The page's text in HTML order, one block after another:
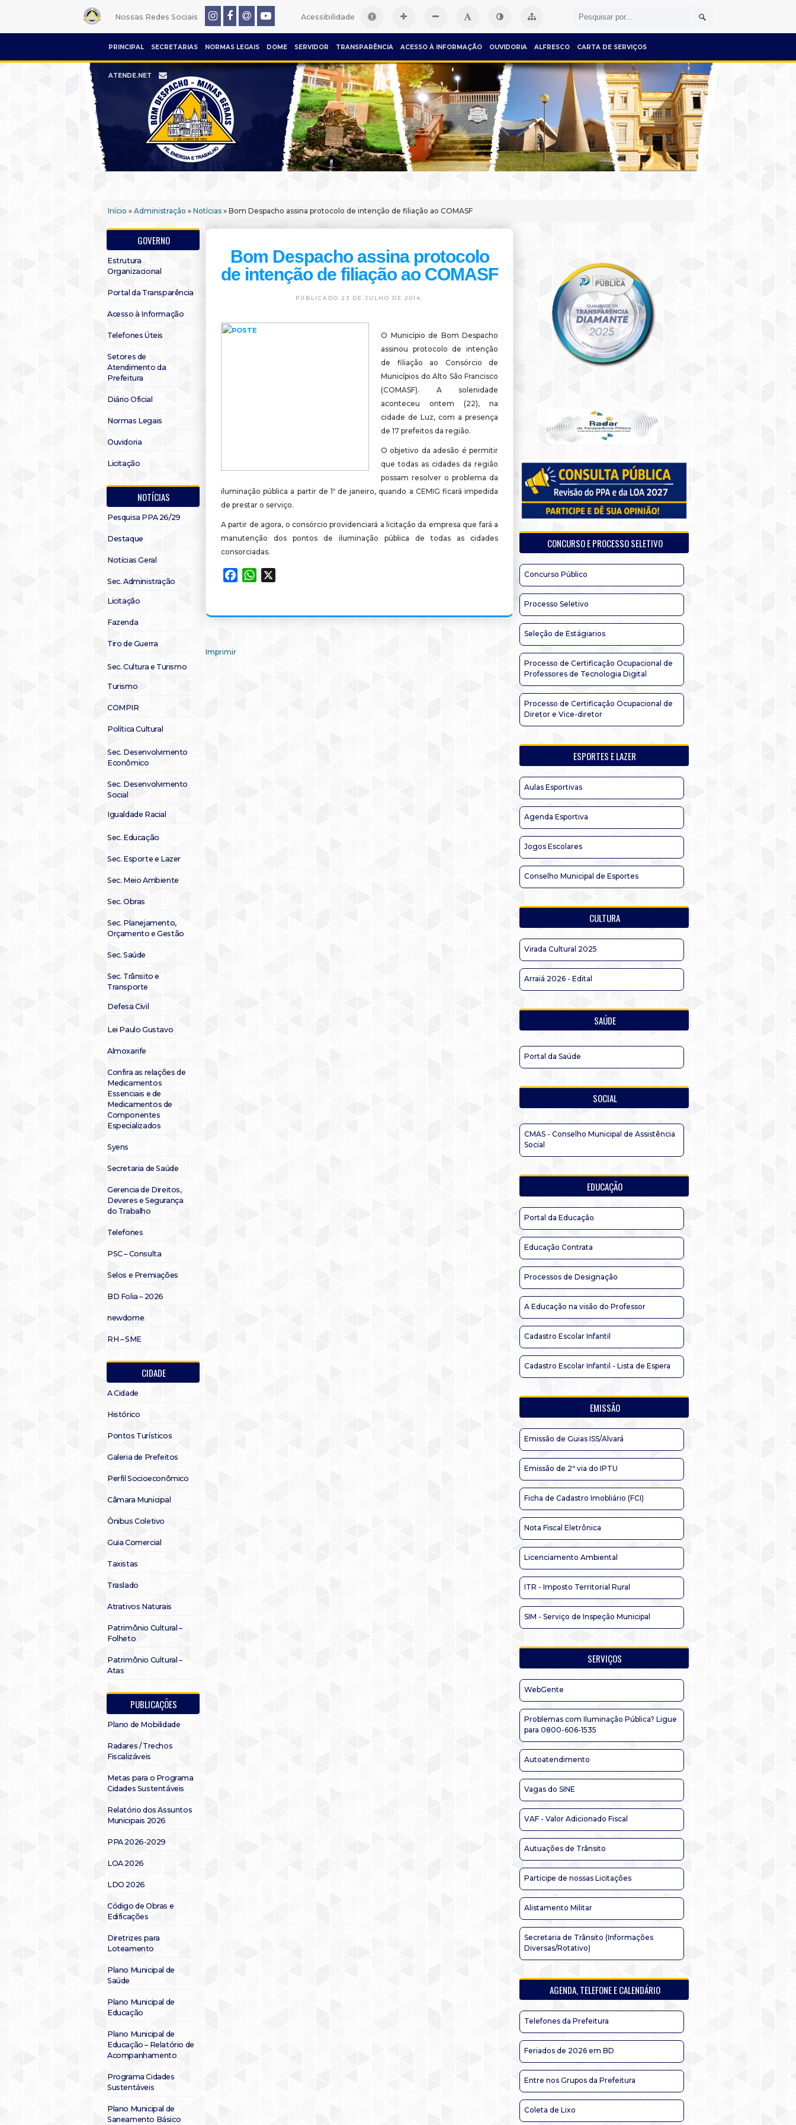
Nossas Redes Sociais Acessibilidade
PRINCIPAL SECRETARIAS NORMAS LEGAIS DOME SERVIDOR TRANSPARÊNCIA ACESSO À INFORMAÇÃO OUVIDORIA ALFRESCO CARTA DE SERVIÇOS
ATENDE.NET
Início » Administração » Notícias » Bom Despacho assina protocolo de intenção de filiação ao COMASF
GOVERNO
Estrutura
Organizacional
Portal da Transparência
Acesso à Informação
Telefones Úteis
Setores de
Atendimento da
Prefeitura
Diário Oficial
Normas Legais
Ouvidoria
Licitação
NOTÍCIAS
Pesquisa PPA 26/29
Destaque
Notícias Geral
Sec. Administração
Licitação
Fazenda
Tiro de Guerra
Sec. Cultura e Turismo
Turismo
COMPIR
Política Cultural
Sec. Desenvolvimento
Econômico
Sec. Desenvolvimento
Social
Igualdade Racial
Sec. Educação
Sec. Esporte e Lazer
Sec. Meio Ambiente
Sec. Obras
Sec. Planejamento,
Orçamento e Gestão
Sec. Saúde
Sec. Trânsito e
Transporte
Defesa Civil
Lei Paulo Gustavo
Almoxarife
Confira as relações de
Medicamentos
Essenciais e de
Medicamentos de
Componentes
Especializados
Syens
Secretaria de Saúde
Gerencia de Direitos,
Deveres e Segurança
do Trabalho
Telefones
PSC – Consulta
Selos e Premiações
BD Folia – 2026
newdome
RH – SME
CIDADE
A Cidade
Histórico
Pontos Turísticos
Galeria de Prefeitos
Perfil Socioeconômico
Câmara Municipal
Ônibus Coletivo
Guia Comercial
Taxistas
Traslado
Atrativos Naturais
Patrimônio Cultural –
Folheto
Patrimônio Cultural –
Atas
PUBLICAÇÕES
Plano de Mobilidade
Radares / Trechos
Fiscalizáveis
Metas para o Programa
Cidades Sustentáveis
Relatório dos Assuntos
Municipais 2026
PPA 2026-2029
LOA 2026
LDO 2026
Código de Obras e
Edificações
Diretrizes para
Loteamento
Plano Municipal de
Saúde
Plano Municipal de
Educação
Plano Municipal de
Educação – Relatório de
Acompanhamento
Programa Cidades
Sustentáveis
Plano Municipal de
Saneamento Básico
Bom Despacho assina protocolo
de intenção de filiação ao COMASF
PUBLICADO 23 DE JULHO DE 2014.
O Município de Bom Despacho
assinou protocolo de intenção
de filiação ao Consórcio de
Municípios do Alto São Francisco
(COMASF). A solenidade
aconteceu ontem (22), na
cidade de Luz, com a presença
de 17 prefeitos da região.
O objetivo da adesão é permitir
que todas as cidades da região
possam resolver o problema da
iluminação pública a partir de 1º de janeiro, quando a CEMIG ficará impedida
de prestar o serviço.
A partir de agora, o consórcio providenciará a licitação da empresa que fará a
manutenção dos pontos de iluminação pública de todas as cidades
consorciadas.
FacebookWhatsApp
Imprimir
CONCURSO E PROCESSO SELETIVO
Concurso Público
Processo Seletivo
Seleção de Estágiarios
Processo de Certificação Ocupacional de
Professores de Tecnologia Digital
Processo de Certificação Ocupacional de
Diretor e Vice-diretor
ESPORTES E LAZER
Aulas Esportivas
Agenda Esportiva
Jogos Escolares
Conselho Municipal de Esportes
CULTURA
Virada Cultural 2025
Arraiá 2026 - Edital
SAÚDE
Portal da Saúde
SOCIAL
CMAS - Conselho Municipal de Assistência
Social
EDUCAÇÃO
Portal da Educação
Educação Contrata
Processos de Designação
A Educação na visão do Professor
Cadastro Escolar Infantil
Cadastro Escolar Infantil - Lista de Espera
EMISSÃO
Emissão de Guias ISS/Alvará
Emissão de 2ª via do IPTU
Ficha de Cadastro Imobliário (FCI)
Nota Fiscal Eletrônica
Licenciamento Ambiental
ITR - Imposto Territorial Rural
SIM - Serviço de Inspeção Municipal
SERVIÇOS
WebGente
Problemas com Iluminação Pública? Ligue
para 0800-606-1535
Autoatendimento
Vagas do SINE
VAF - Valor Adicionado Fiscal
Autuações de Trânsito
Participe de nossas Licitações
Alistamento Militar
Secretaria de Trânsito (Informações
Diversas/Rotativo)
AGENDA, TELEFONE E CALENDÁRIO
Telefones da Prefeitura
Feriados de 2026 em BD
Entre nos Grupos da Prefeitura
Coleta de Lixo